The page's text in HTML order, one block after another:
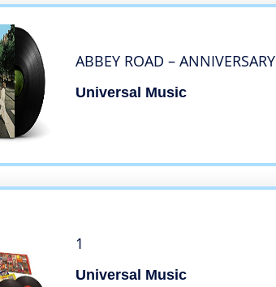
ABBEY ROAD – ANNIVERSARY
Universal Music
1
Universal Music